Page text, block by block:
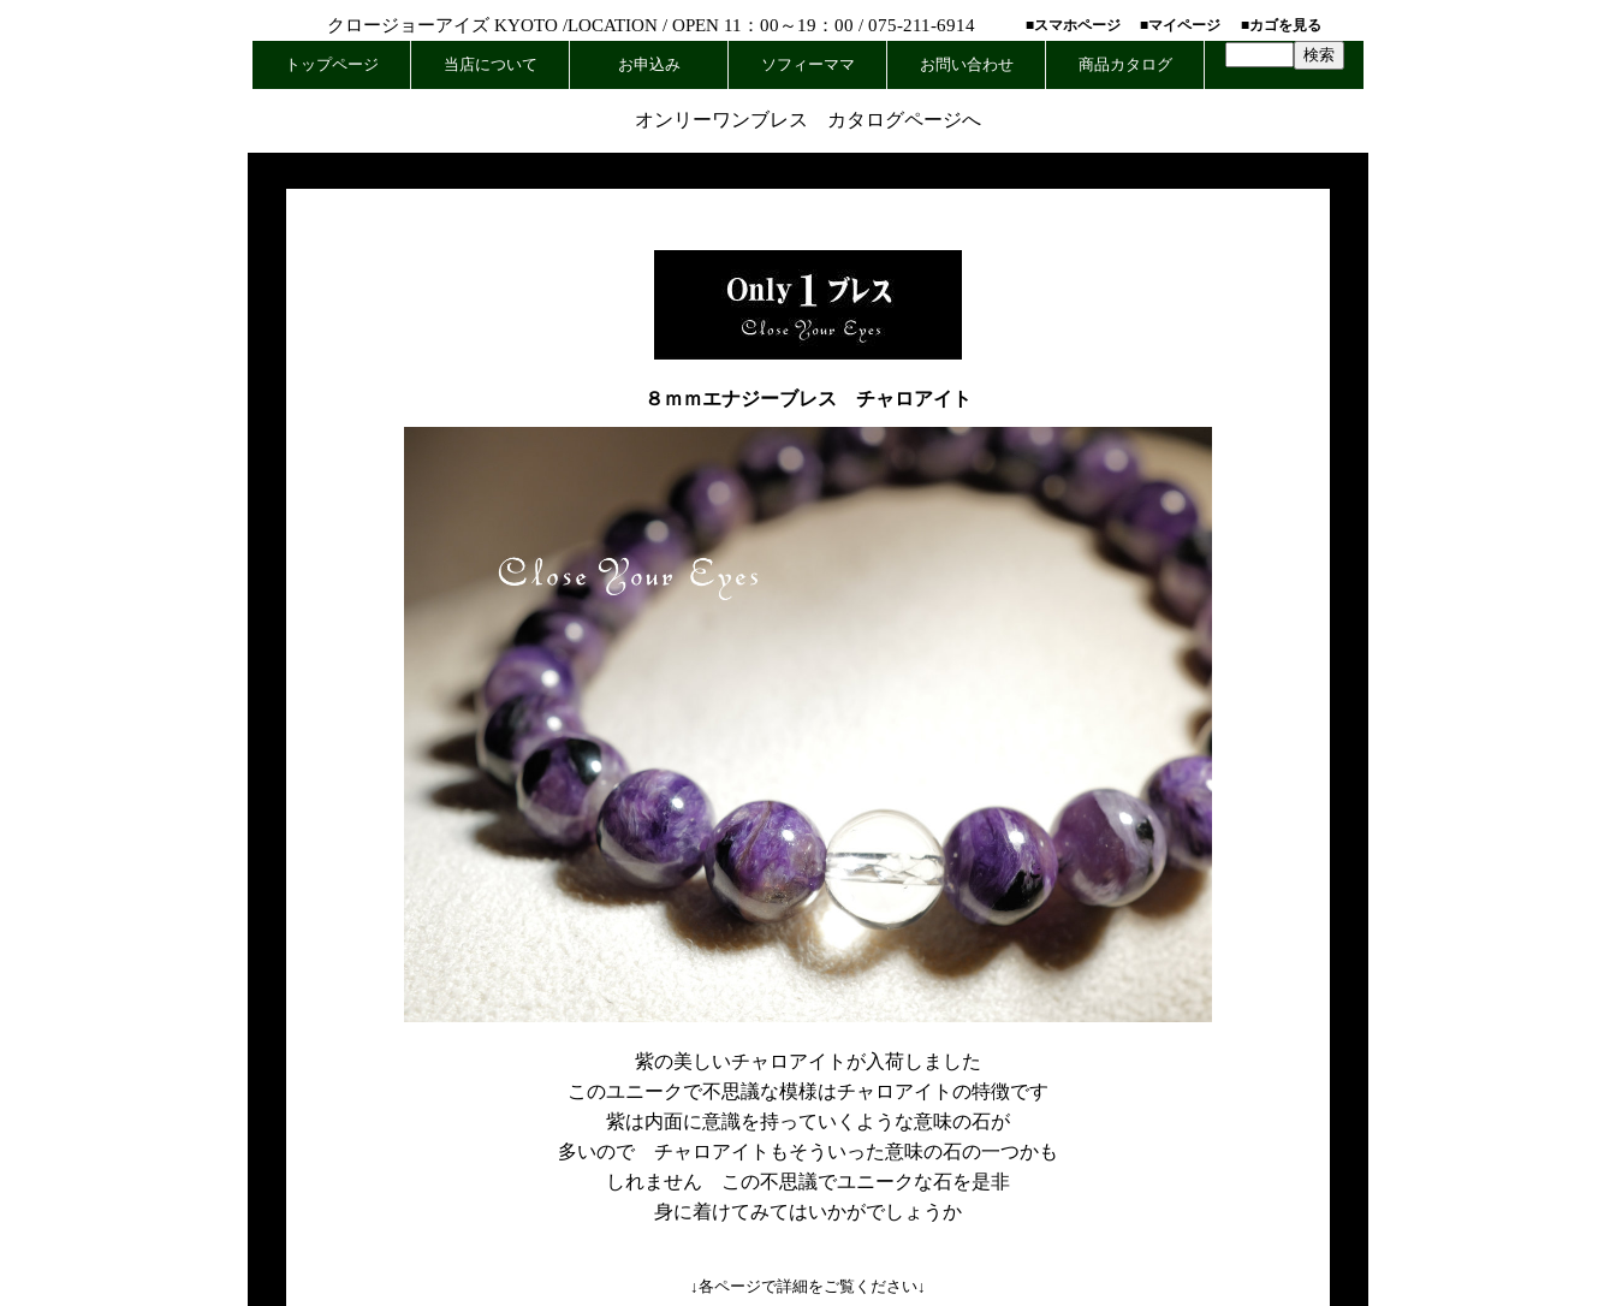
クロージョーアイズ KYOTO /LOCATION/ OPEN 11：00～19：00 / 075-211-6914 ■スマホページ ■マイページ ■カゴを見る
トップページ 当店について お申込み ソフィーママ お問い合わせ 商品カタログ
オンリーワンブレス カタログページへ
８ｍｍエナジーブレス チャロアイト
紫の美しいチャロアイトが入荷しました
このユニークで不思議な模様はチャロアイトの特徴です
紫は内面に意識を持っていくような意味の石が
多いので チャロアイトもそういった意味の石の一つかも
しれません この不思議でユニークな石を是非
身に着けてみてはいかがでしょうか
↓各ページで詳細をご覧ください↓